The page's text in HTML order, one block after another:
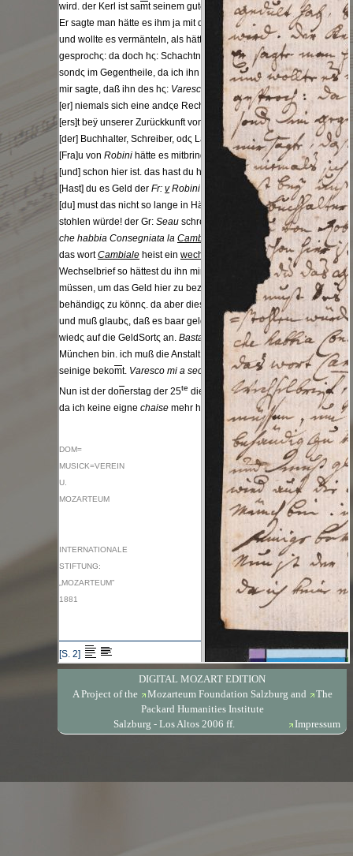
DIGITAL MOZART EDITION
A Project of the
Mozarteum Foundation Salzburg and
The
Packard Humanities Institute
Salzburg - Los Altos 2006 ff.
Impressum